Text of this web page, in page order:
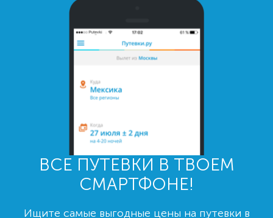
ВСЕ ПУТЕВКИ В ТВОЕМ
СМАРТФОНЕ!
Ищите самые выгодные цены на путевки в